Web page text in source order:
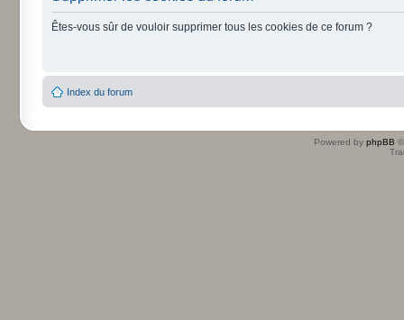
Êtes-vous sûr de vouloir supprimer tous les cookies de ce forum ?
Index du forum
Powered by phpBB